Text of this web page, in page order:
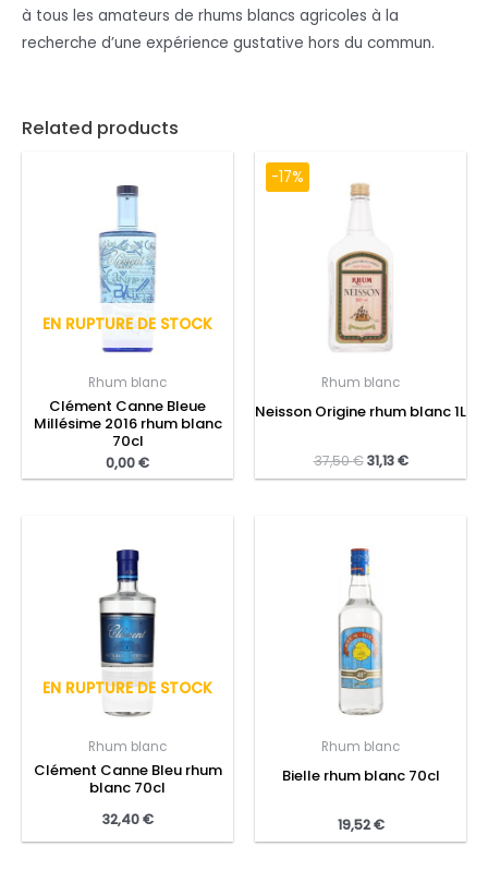
à tous les amateurs de rhums blancs agricoles à la
recherche d’une expérience gustative hors du commun.
Related products
EN RUPTURE DE STOCK
Rhum blanc
Clément Canne Bleue
Millésime 2016 rhum blanc
70cl
0,00€
-17%
Rhum blanc
Neisson Origine rhum blanc 1L
37,50€ 31,13€
EN RUPTURE DE STOCK
Rhum blanc
Clément Canne Bleu rhum
blanc 70cl
32,40€
Rhum blanc
Bielle rhum blanc 70cl
19,52€